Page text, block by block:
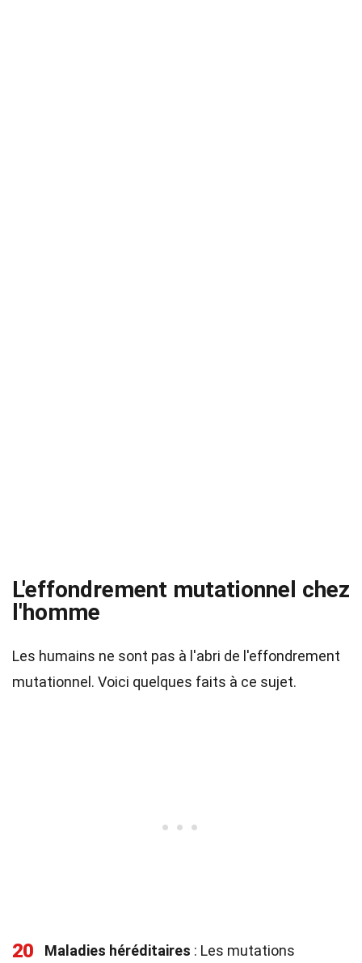
L'effondrement mutationnel chez
l'homme
Les humains ne sont pas à l'abri de l'effondrement
mutationnel. Voici quelques faits à ce sujet.
20 Maladies héréditaires : Les mutations